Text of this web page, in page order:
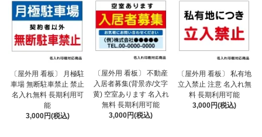
〔屋外用 看板〕 月極駐
車場 無断駐車禁止 禁止
名入れ無料 長期利用可
能
3,000円(税込)
〔屋外用 看板〕 不動産
入居者募集(背景赤/文字
黄) 空室あります 名入れ
無料 長期利用可能
3,000円(税込)
〔屋外用 看板〕 私有地
立入禁止 注意 名入れ無
料 長期利用可能
3,000円(税込)